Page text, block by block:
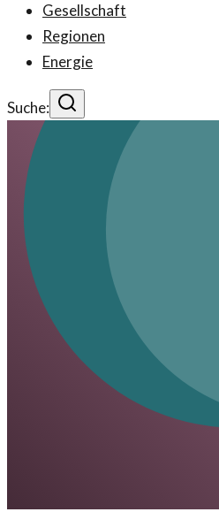
Gesellschaft
Regionen
Energie
Suche: